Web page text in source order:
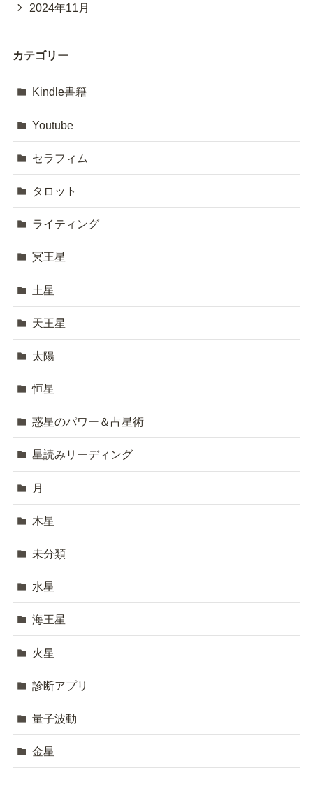
2024年11月
カテゴリー
Kindle書籍
Youtube
セラフィム
タロット
ライティング
冥王星
土星
天王星
太陽
恒星
惑星のパワー＆占星術
星読みリーディング
月
木星
未分類
水星
海王星
火星
診断アプリ
量子波動
金星